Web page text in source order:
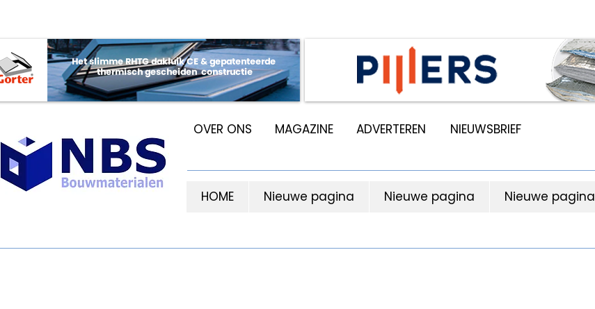
OVER ONS MAGAZINE ADVERTEREN NIEUWSBRIEF
HOME Nieuwe pagina Nieuwe pagina Nieuwe pagina